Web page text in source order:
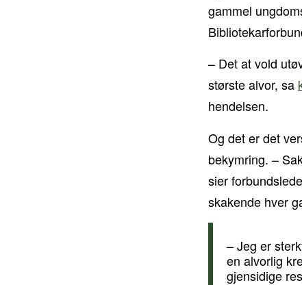
gammel
– Det at vold
største alvor, sa
hendelsen.
Og det er det
bekymring. –
sier
skakende hver
– Jeg er
en alvorlig
gjensidige